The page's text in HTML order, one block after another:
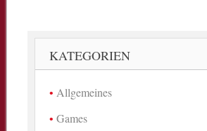
KATEGORIEN
Allgemeines
Games